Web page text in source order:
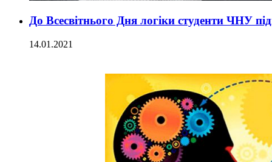
До Всесвітнього Дня логіки студенти ЧНУ
14.01.2021